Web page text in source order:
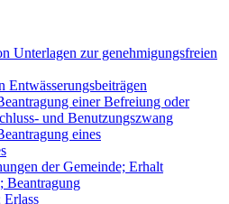
Unterlagen zur genehmigungsfreien
Entwässerungsbeiträgen
einer Befreiung oder
und Benutzungszwang
eines
der Gemeinde; Erhalt
Beantragung
Erlass